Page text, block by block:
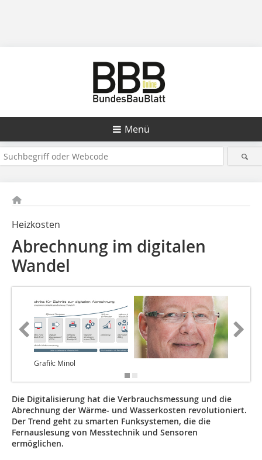
Menü
Heizkosten
Abrechnung im digitalen
Wandel
Grafik: Minol
Die Digitalisierung hat die Verbrauchsmessung und die
Abrechnung der Wärme- und Wasserkosten revolutioniert.
Der Trend geht zu smarten Funksystemen, die die
Fernauslesung von Messtechnik und Sensoren
ermöglichen.